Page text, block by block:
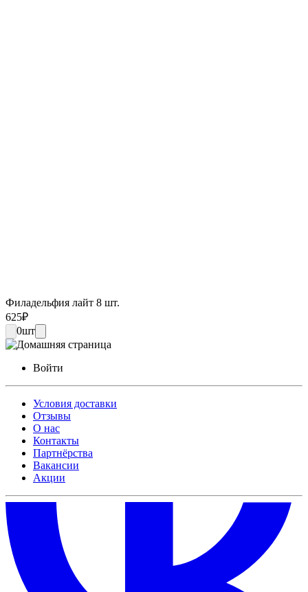
Филадельфия лайт 8 шт.
625₽
0шт
Войти
Условия доставки
Отзывы
О нас
Контакты
Партнёрства
Вакансии
Акции